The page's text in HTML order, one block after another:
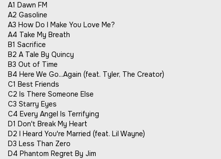
A1 Dawn FM
A2 Gasoline
A3 How Do I Make You Love Me?
A4 Take My Breath
B1 Sacrifice
B2 A Tale By Quincy
B3 Out of Time
B4 Here We Go...Again (feat. Tyler, The Creator)
C1 Best Friends
C2 Is There Someone Else
C3 Starry Eyes
C4 Every Angel Is Terrifying
D1 Don't Break My Heart
D2 I Heard You're Married (feat. Lil Wayne)
D3 Less Than Zero
D4 Phantom Regret By Jim